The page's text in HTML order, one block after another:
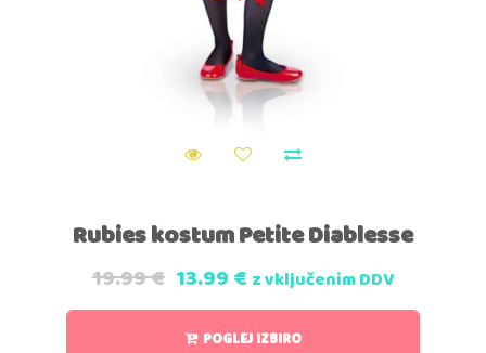
Rubies kostum Petite Diablesse
19.99€ 13.99€ z vključenim DDV
POGLEJ IZBIRO